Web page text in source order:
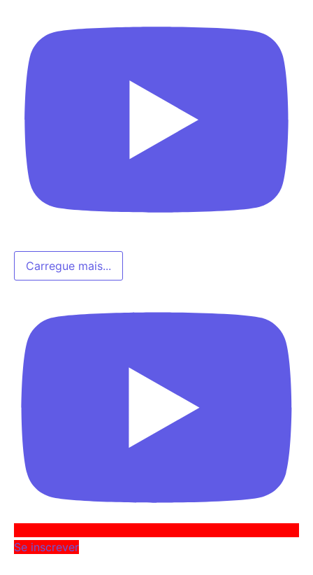
Carregue mais...
Se inscrever